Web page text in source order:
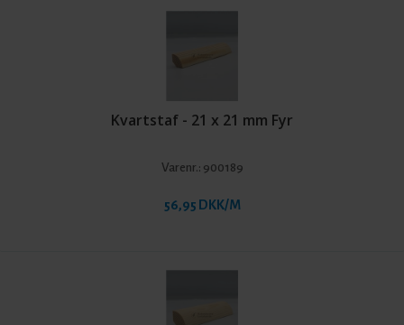
Kvartstaf - 21 x 21 mm Fyr
Varenr.: 900189
56,95 DKK/M